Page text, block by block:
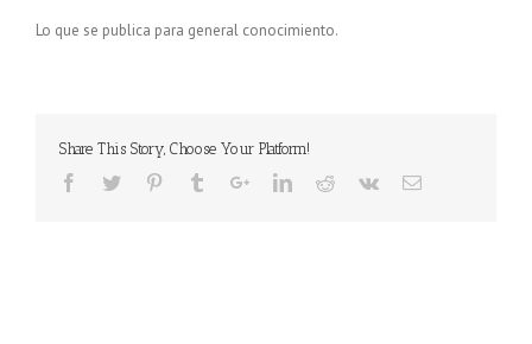
Lo que se publica para general conocimiento.
Share This Story, Choose Your Platform!